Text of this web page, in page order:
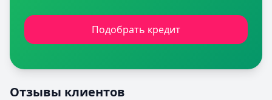
Подобрать кредит
Отзывы клиентов